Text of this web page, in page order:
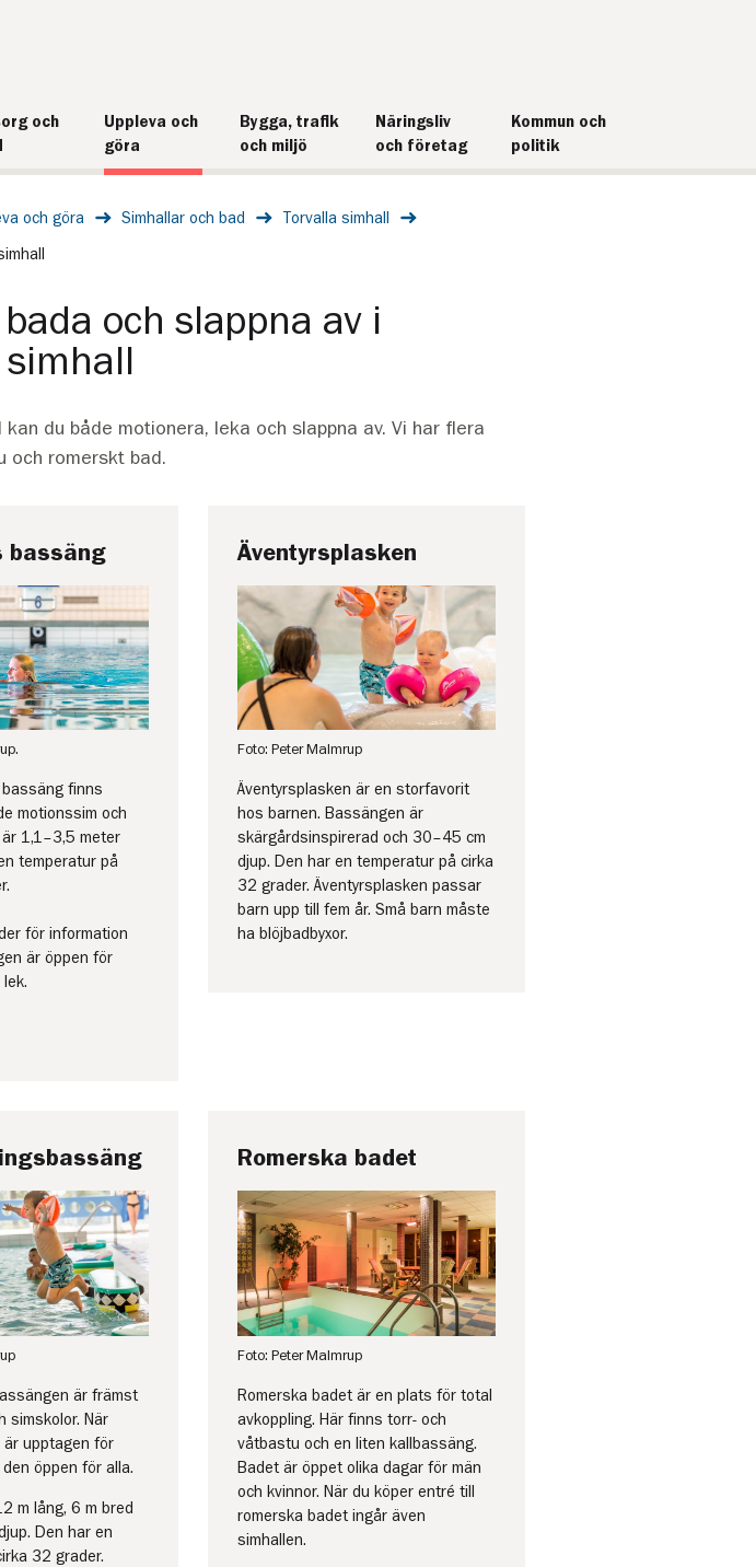
och
Uppleva och
göra
Bygga, trafik
och miljö
Näringsliv
och företag
Kommun och
politik
och göra Simhallar och bad Torvalla simhall
och slappna av i
simhall
kan du både motionera, leka och slappna av. Vi har flera
och romerskt bad.
bassäng
bassäng finns
motionssim och
är 1,1–3,5 meter
temperatur på
för information
är öppen för
Äventyrsplasken
Foto: Peter Malmrup
Äventyrsplasken är en storfavorit
hos barnen. Bassängen är
skärgårdsinspirerad och 30–45 cm
djup. Den har en temperatur på cirka
32 grader. Äventyrsplasken passar
barn upp till fem år. Små barn måste
ha blöjbadbyxor.
är främst
simskolor. När
upptagen för
öppen för alla.
m lång, 6 m bred
Den har en
32 grader.
Romerska badet
Foto: Peter Malmrup
Romerska badet är en plats för total
avkoppling. Här finns torr- och
våtbastu och en liten kallbassäng.
Badet är öppet olika dagar för män
och kvinnor. När du köper entré till
romerska badet ingår även
simhallen.